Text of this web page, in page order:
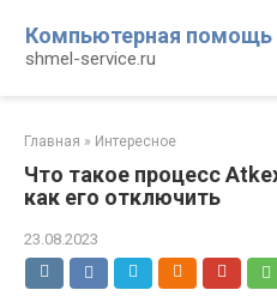
контенту
Компьютерная помощь
shmel-service.ru
Главная » Интересное
Что такое процесс
как его отключить
23.08.2023